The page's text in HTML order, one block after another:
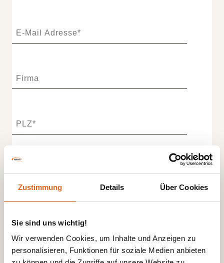
Zustimmung Details Über Cookies
Sie sind uns wichtig!
Wir verwenden Cookies, um Inhalte und Anzeigen zu
personalisieren, Funktionen für soziale Medien anbieten